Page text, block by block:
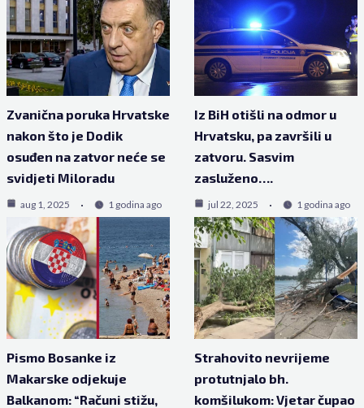
Zvanična poruka Hrvatske
nakon što je Dodik
osuđen na zatvor neće se
svidjeti Miloradu
aug 1, 2025 1 godina ago
Iz BiH otišli na odmor u
Hrvatsku, pa završili u
zatvoru. Sasvim
zasluženo….
jul 22, 2025 1 godina ago
Pismo Bosanke iz
Makarske odjekuje
Balkanom: “Računi stižu,
Strahovito nevrijeme
protutnjalo bh.
komšilukom: Vjetar čupao